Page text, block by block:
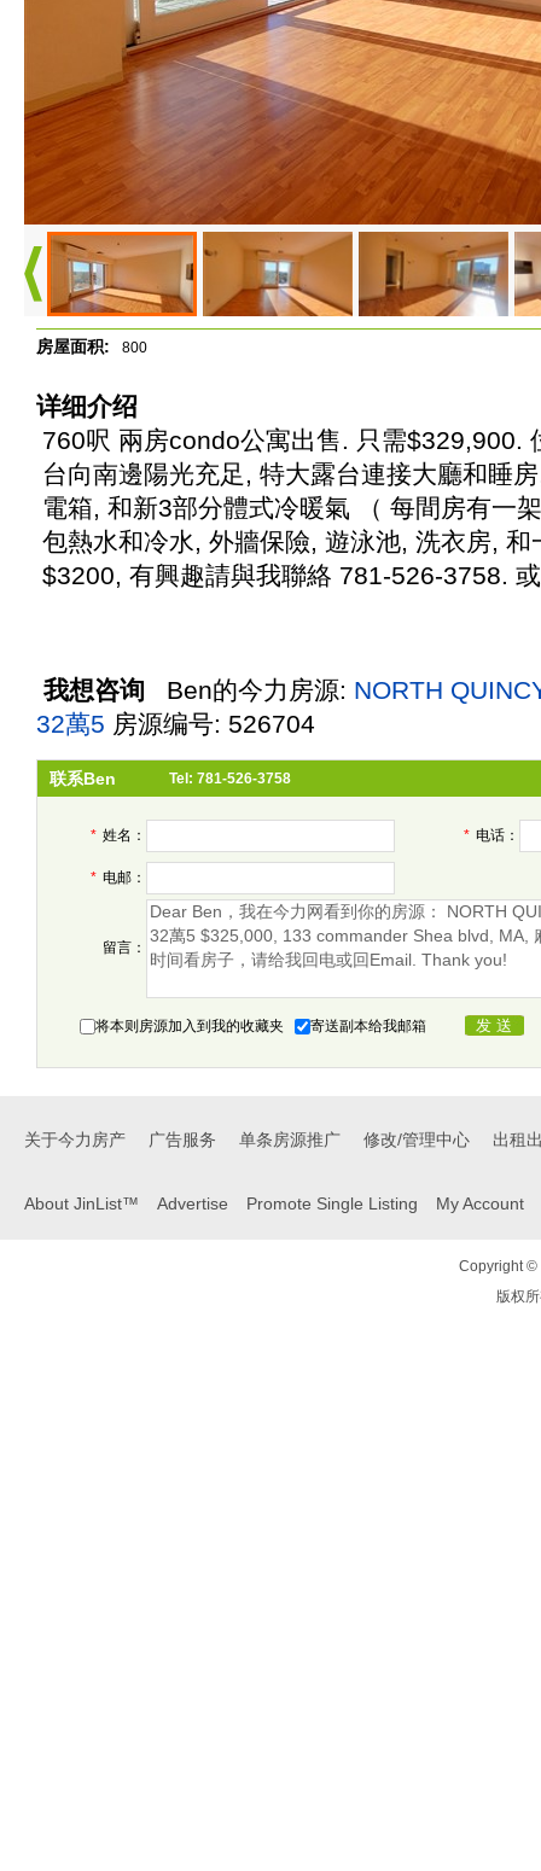
房屋面积: 800
详细介绍
760呎 兩房condo公寓出售. 只需$329,900.
台向南邊陽光充足, 特大露台連接大廳和睡
電箱, 和新3部分體式冷暖氣 （ 每間房有一
包熱水和冷水, 外牆保險, 遊泳池, 洗衣房, 和
$3200, 有興趣請與我聯絡 781-526-3758.
我想咨询 Ben的今力房源: NORTH
32萬5 房源编号: 526704
联系Ben Tel: 781-526-3758
* 姓名： * 电话：
* 电邮：
留言：
将本则房源加入到我的收藏夹 寄送副本给我邮箱
关于今力房产 广告服务 单条房源推广 修改/管理中心 出租
About JinList™ Advertise Promote Single Listing My Account
Copyright ©
版权